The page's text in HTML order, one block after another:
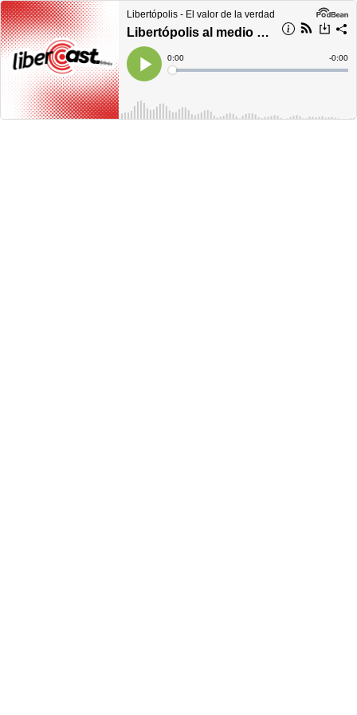
Libertópolis - El valor de la verdad
Libertópolis al medio día, jueves 04 de agosto de 2022
Play
Current
Time
0:00
Loaded:
Time
-0:00